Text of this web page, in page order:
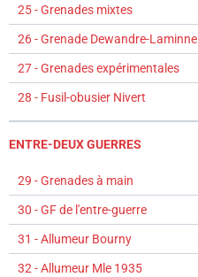
25 - Grenades mixtes
26 - Grenade Dewandre-Laminne
27 - Grenades expérimentales
28 - Fusil-obusier Nivert
ENTRE-DEUX GUERRES
29 - Grenades à main
30 - GF de l'entre-guerre
31 - Allumeur Bourny
32 - Allumeur Mle 1935